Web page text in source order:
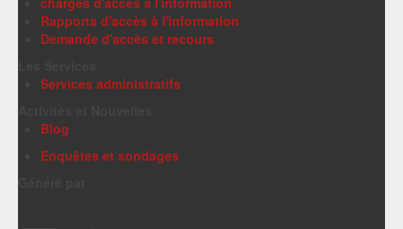
Rapports d'accès à l'information
Demande d'accès et recours
Services administratifs
Blog
Enquêtes et sondages